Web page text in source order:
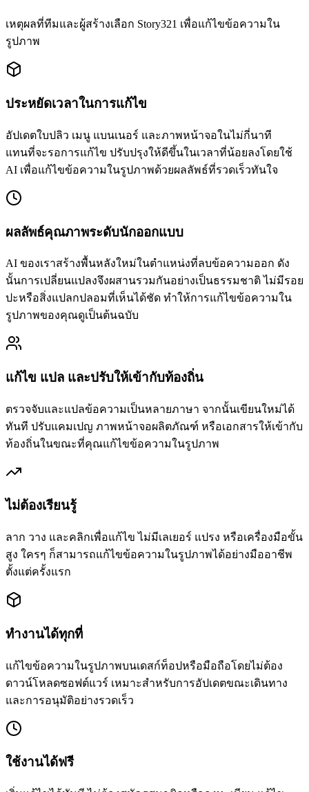
เหตุผลที่ทีมและผู้สร้างเลือก Story321 เพื่อแก้ไขข้อความใน
รูปภาพ
ประหยัดเวลาในการแก้ไข
อัปเดตใบปลิว เมนู แบนเนอร์ และภาพหน้าจอในไม่กี่นาที
แทนที่จะรอการแก้ไข ปรับปรุงให้ดีขึ้นในเวลาที่น้อยลงโดยใช้
AI เพื่อแก้ไขข้อความในรูปภาพด้วยผลลัพธ์ที่รวดเร็วทันใจ
ผลลัพธ์คุณภาพระดับนักออกแบบ
AI ของเราสร้างพื้นหลังใหม่ในตำแหน่งที่ลบข้อความออก ดัง
นั้นการเปลี่ยนแปลงจึงผสานรวมกันอย่างเป็นธรรมชาติ ไม่มีรอย
ปะหรือสิ่งแปลกปลอมที่เห็นได้ชัด ทำให้การแก้ไขข้อความใน
รูปภาพของคุณดูเป็นต้นฉบับ
แก้ไข แปล และปรับให้เข้ากับท้องถิ่น
ตรวจจับและแปลข้อความเป็นหลายภาษา จากนั้นเขียนใหม่ได้
ทันที ปรับแคมเปญ ภาพหน้าจอผลิตภัณฑ์ หรือเอกสารให้เข้ากับ
ท้องถิ่นในขณะที่คุณแก้ไขข้อความในรูปภาพ
ไม่ต้องเรียนรู้
ลาก วาง และคลิกเพื่อแก้ไข ไม่มีเลเยอร์ แปรง หรือเครื่องมือขั้น
สูง ใครๆ ก็สามารถแก้ไขข้อความในรูปภาพได้อย่างมืออาชีพ
ตั้งแต่ครั้งแรก
ทำงานได้ทุกที่
แก้ไขข้อความในรูปภาพบนเดสก์ท็อปหรือมือถือโดยไม่ต้อง
ดาวน์โหลดซอฟต์แวร์ เหมาะสำหรับการอัปเดตขณะเดินทาง
และการอนุมัติอย่างรวดเร็ว
ใช้งานได้ฟรี